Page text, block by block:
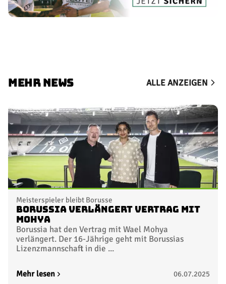
MEHR NEWS ALLE ANZEIGEN
Meisterspieler bleibt Borusse
Borussia verlängert Vertrag mit
Mohya
Borussia hat den Vertrag mit Wael Mohya
verlängert. Der 16-Jährige geht mit Borussias
Lizenzmannschaft in die ...
Mehr lesen 06.07.2025